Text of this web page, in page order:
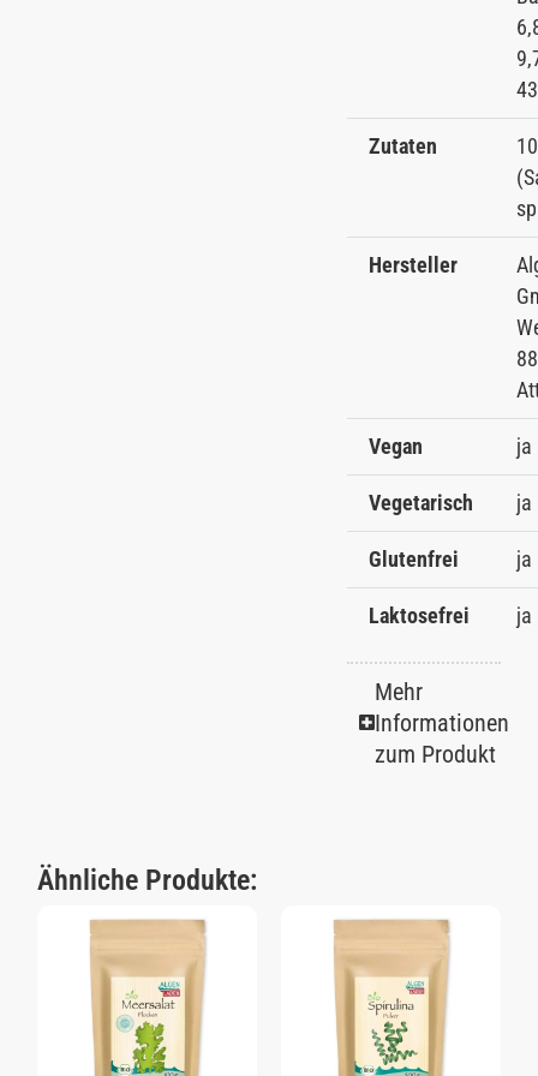
Zutaten
Hersteller
Vegan ja
Vegetarisch ja
Glutenfrei ja
Laktosefrei ja
Mehr
Informationen
zum Produkt
Ähnliche Produkte: